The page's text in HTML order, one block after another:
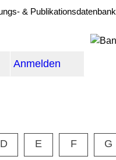
& Publikationsdatenbank
Anmelden
D E F G